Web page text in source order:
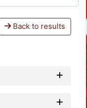
Back to results